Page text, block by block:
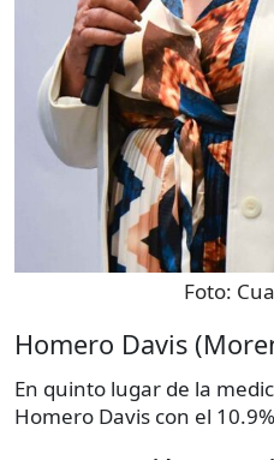
Foto:
Homero Davis
En quinto lugar de la
Homero Davis con el